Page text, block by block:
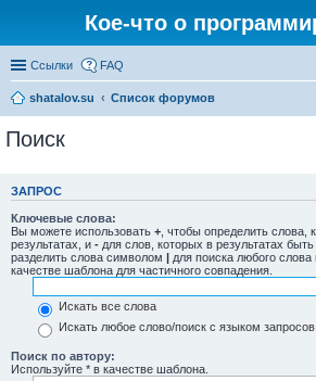
Кое-что о
Ссылки FAQ
shatalov.su Список форумов
Поиск
ЗАПРОС
Ключевые слова:
Вы можете использовать + , чтобы определить
результатах, и - для слов, которых в результатах
разделить слова символом | для поиска любого
качестве шаблона для частичного совпадения.
Искать все слова
Искать любое слово/поиск с языком запросов
Поиск по автору:
Используйте * в качестве шаблона.